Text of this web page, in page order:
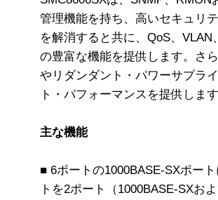
管理機能を持ち、高いセキュリ
を解消すると共に、QoS、
の豊富な機能を提供します。さ
やリダンダント・パワーサプラ
ト・パフォーマンスを提供しま
主な機能
■ 6ポートの1000BASE-SXポー
トを2ポート（1000BASE-SXお